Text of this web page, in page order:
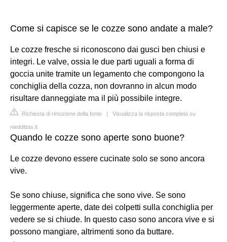
Come si capisce se le cozze sono andate a male?
Le cozze fresche si riconoscono dai gusci ben chiusi e
integri. Le valve, ossia le due parti uguali a forma di
goccia unite tramite un legamento che compongono la
conchiglia della cozza, non dovranno in alcun modo
risultare danneggiate ma il più possibile integre.
Richiesta di rimozione della fonte | Visualizza la risposta completa su
nieddittas.it
Quando le cozze sono aperte sono buone?
Le cozze devono essere cucinate solo se sono ancora
vive.
Se sono chiuse, significa che sono vive. Se sono
leggermente aperte, date dei colpetti sulla conchiglia per
vedere se si chiude. In questo caso sono ancora vive e si
possono mangiare, altrimenti sono da buttare.